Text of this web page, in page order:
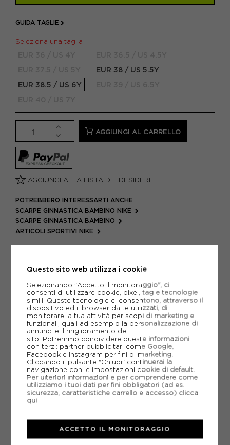
GUIDA TAGLIE
Seleziona una taglia
EUR 38 / US 5.5Y
EUR 38.5 / US 6Y
AGGIUNGI AL CARRELLO
AGGIUNGI ALLA LISTA DEI DESIDERI
POTREBBERO INTERESSARTI ANCHE
SCARPE GINNASTICA BAMBINO NIKE
SCARPE GINNASTICA BAMBINO
ARTICOLI SPORTIVI NIKE
PIÙ INFORMAZIONI
SCHEDA TECNICA
GUIDA ALLE TAGLIE
DOMANDE FREQUENTI
Come ordinare la taglia giusta?
CONSIGLIATI DA NOI
Questo sito web utilizza i cookie
Selezionando "Accetto il monitoraggio", ci
consenti di utilizzare cookie, pixel, tag e tecnologie
simili. Queste tecnologie ci consentono, attraverso il
dispositivo ed il browser da te utilizzati, di
monitorare la tua attività per scopi di marketing e
funzionali, quali ad esempio la personalizzazione di
annunci e il miglioramento del
sito. Potremmo condividere queste informazioni
con terzi: partner pubblicitari come Google,
Facebook e Instagram per fini di marketing.
Cliccando il pulsante "Chiudi" continuerai la
navigazione con le impostazioni cookie di default.
Per ulteriori informazioni e per comprendere come
utilizziamo i tuoi dati per fini obbligatori (ad es.
sicurezza, caratteristiche carrello e accesso) clicca
qui
ACCETTO IL MONITORAGGIO